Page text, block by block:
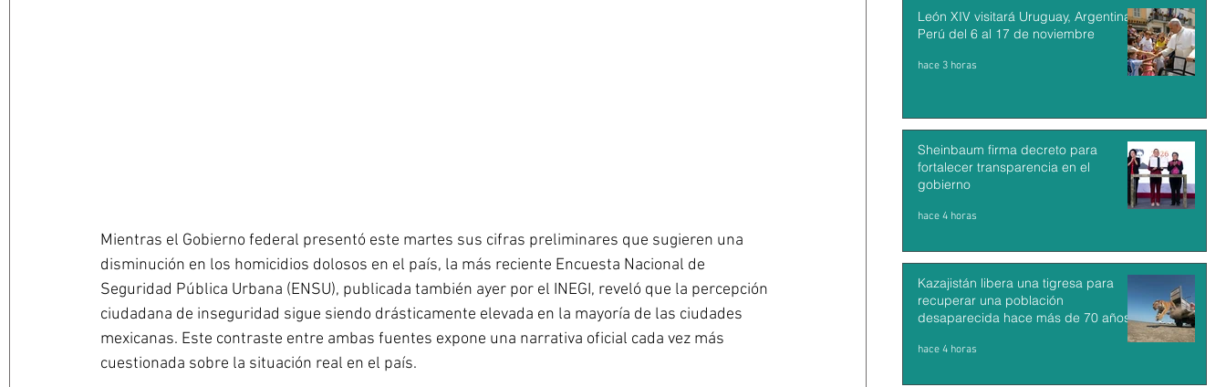
Mientras el Gobierno federal presentó este martes sus cifras preliminares que sugieren una
disminución en los homicidios dolosos en el país, la más reciente Encuesta Nacional de
Seguridad Pública Urbana (ENSU), publicada también ayer por el INEGI, reveló que la percepción
ciudadana de inseguridad sigue siendo drásticamente elevada en la mayoría de las ciudades
mexicanas. Este contraste entre ambas fuentes expone una narrativa oficial cada vez más
cuestionada sobre la situación real en el país.
León XIV visitará Uruguay, Argentina y
Perú del 6 al 17 de noviembre
hace 3 horas
Sheinbaum firma decreto para
fortalecer transparencia en el
gobierno
hace 4 horas
Kazajistán libera una tigresa para
recuperar una población
desaparecida hace más de 70 años
hace 4 horas